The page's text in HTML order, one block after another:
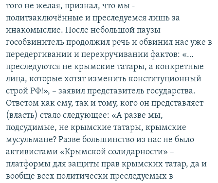
того не желая, признал, что мы -
политзаключённые и преследуемся лишь за
инакомыслие. После небольшой паузы
гособвинитель продолжил речь и обвинил нас уже в
передергивании и перекручивании фактов: «…
преследуются не крымские татары, а конкретные
лица, которые хотят изменить конституционный
строй РФ!», – заявил представитель государства.
Ответом как ему, так и тому, кого он представляет
(власть) стало следующее: «А разве мы,
подсудимые, не крымские татары, крымские
мусульмане? Разве большинство из нас не было
активистами «Крымской солидарности» –
платформы для защиты прав крымских татар, да и
вообще всех политически преследуемых в